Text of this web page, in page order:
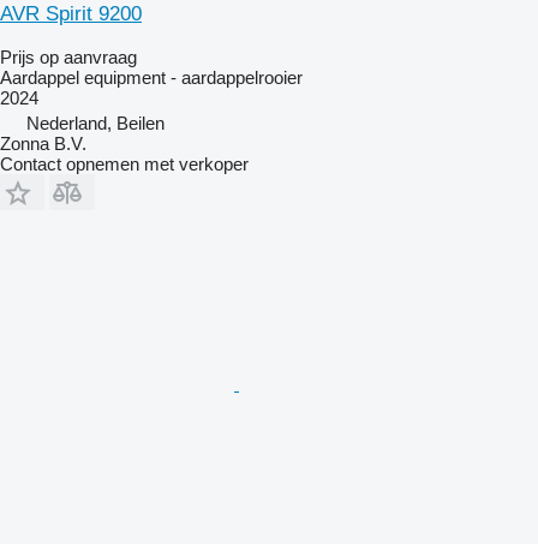
AVR Spirit 9200
Prijs op aanvraag
Aardappel equipment - aardappelrooier
2024
Nederland, Beilen
Zonna B.V.
Contact opnemen met verkoper